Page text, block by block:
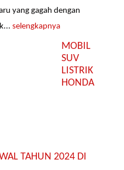
yang gagah dengan
selengkapnya
MOBIL
SUV
LISTRIK
HONDA
TAHUN 2024 DI